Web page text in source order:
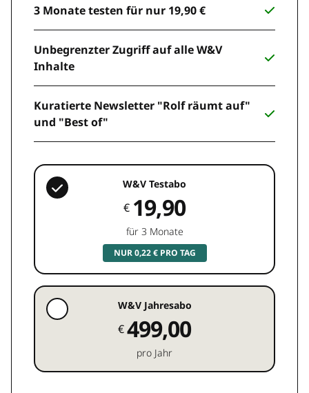
3 Monate testen für nur 19,90 €
Unbegrenzter Zugriff auf alle W&V
Inhalte
Kuratierte Newsletter "Rolf räumt auf"
und "Best of"
W&V Testabo
€ 19,90
für 3 Monate
NUR 0,22 € PRO TAG
W&V Jahresabo
€499,00
pro Jahr